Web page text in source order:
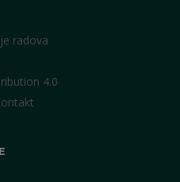
radova
4.0